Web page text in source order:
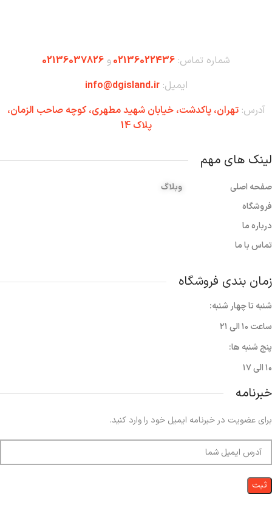
شماره تماس: 02136022436و 02136037826
ایمیل:info@dgisland.ir
آدرس:تهران،‌ پاکدشت، خیابان شهید مطهری، کوچه صاحب الزمان،
پلاک 14
لینک های مهم
صفحه اصلی
فروشگاه
درباره ما
تماس با ما
وبلاگ
زمان بندی فروشگاه
شنبه تا چهار شنبه:
ساعت ۱۰ الی ۲۱
پنج شنبه ها:
۱۰ الی ۱۷
خبرنامه
برای عضویت در خبرنامه ایمیل خود را وارد کنید.